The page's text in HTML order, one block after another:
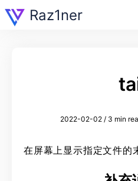
Raz1ner
2022-02-02 / 3 min
在屏幕上显示指定文件的